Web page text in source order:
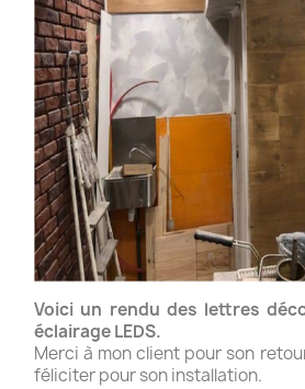
Voici un rendu des lettres
éclairage LEDS.
Merci à mon client pour son
féliciter pour son installation.